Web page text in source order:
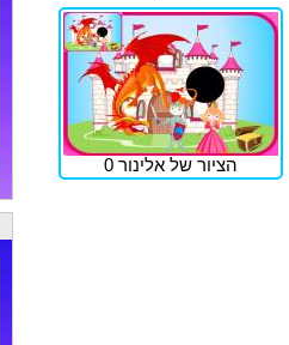
הציור של אלינור 0